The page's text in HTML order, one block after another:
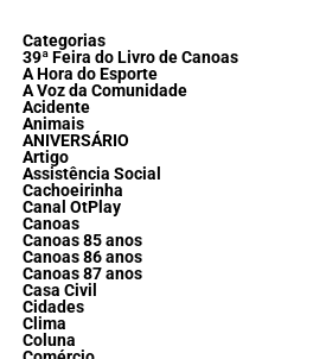
Categorias
39ª Feira do Livro de Canoas
A Hora do Esporte
A Voz da Comunidade
Acidente
Animais
ANIVERSÁRIO
Artigo
Assistência Social
Cachoeirinha
Canal OtPlay
Canoas
Canoas 85 anos
Canoas 86 anos
Canoas 87 anos
Casa Civil
Cidades
Clima
Coluna